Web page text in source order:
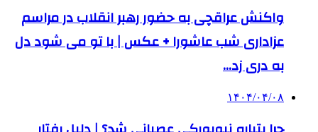
واکنش عراقچی به حضور رهبر انقلاب در مراسم
عزاداری شب عاشورا + عکس | با تو می شود دل
به دری زد…
۱۴۰۴/۰۴/۰۸